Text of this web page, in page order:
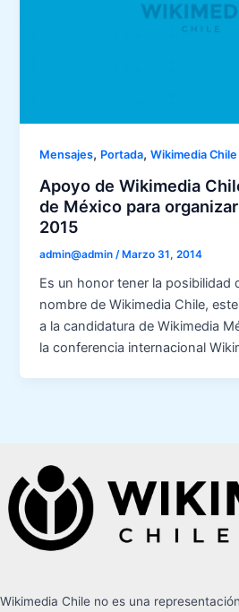
Mensajes, Portada,Wikimedia Chile
Apoyo de Wikimedia
de México para
2015
admin@admin /Marzo 31, 2014
Es un honor tener la posibilidad
nombre de Wikimedia Chile,
a la candidatura de Wikimedia
la conferencia internacional
Wikimedia Chile no es una